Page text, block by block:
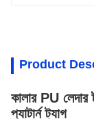
Product
কালার PU লেদার
প্যাটার্ন ট্যাগ